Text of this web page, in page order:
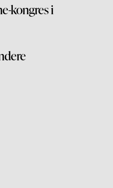
kongres i